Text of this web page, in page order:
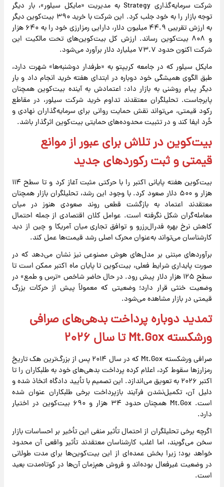
شرکت سرمایه‌گذاری Strategy به مدیریت «مایکل سیلور»، بار دیگر
توجه بازار را به خود جلب کرد. این شرکت با خرید ۳۹۰ بیت‌کوین دیگر
به ارزش تقریبی ۴۴.۹ میلیون دلار، دارایی رمزارزی خود را به ۶۴۰ هزار
و ۸۰۸ بیت‌کوین رساند. ارزش کل بیت‌کوین‌های تحت مالکیت این
شرکت اکنون حدود ۷۳.۷ میلیارد دلار برآورد می‌شود.
مایکل سیلور که در جامعه کریپتو به «طرفدار دوشنبه‌ها» شهرت دارد،
طبق الگوی همیشگی خود دوباره در ابتدای هفته خرید انجام داد و بار
دیگر پیام روشنی به بازار داد: اعتمادش به آینده بیت‌کوین همچنان
پابرجاست. تحلیلگران معتقدند تداوم خرید شرکت سیلور، در مقاطع
رکود قیمتی، می‌تواند نقش حمایت روانی برای سرمایه‌گذاران نهادی و
خُرد ایفا کند و در تثبیت محدوده‌های حمایتی بیت‌کوین اثرگذار باشد.
بیت‌کوین در تلاش برای عبور از موانع
قیمتی و ثبت رکوردهای جدید
بیت‌کوین هفته پایانی اکتبر را با حرکتی مثبت آغاز کرد و تا سطح ۱۱۴
هزار و ۵۰۰ دلار صعود کرد. با وجود این رشد، تحلیلگران بازار همچنان
معتقدند اعتماد به بازگشت قطعی روند صعودی هنوز در میان
معامله‌گران شکل نگرفته است. عوامل کلان اقتصادی از جمله احتمال
کاهش نرخ بهره فدرال‌رزرو و توافق تجاری میان آمریکا و چین از دید
کارشناسان می‌تواند به‌عنوان محرک اصلی رشد قیمت‌ها عمل کند.
برآوردهای مبتنی بر مدل‌های هوش مصنوعی نیز نشان می‌دهد که در
صورت پایداری شرایط فعلی، بیت‌کوین تا پایان ماه اکتبر ممکن است تا
سطح ۱۲۵ هزار دلار پیش رود. در حال حاضر شاخص «ترس و طمع» در
وضعیت خنثی قرار دارد؛ وضعیتی که معمولاً پیش از حرکات بزرگ
قیمتی در بازار مشاهده می‌شود.
تمدید دوباره پرداخت بدهی‌های صرافی
ورشکسته Mt.Gox تا سال ۲۰۲۶
صرافی ورشکسته Mt.Gox که در سال ۲۰۱۴ پس از بزرگ‌ترین هک تاریخ
رمزارزها سقوط کرد، اعلام کرده پرداخت بدهی‌های خود به طلبکاران را تا
اکتبر ۲۰۲۶ به تعویق می‌اندازد. این تصمیم با تأیید دادگاه اتخاذ شده و
دلیل آن، تکمیل‌نشدن فرآیند بازپرداخت برخی طلبکاران عنوان شده
است. Mt.Gox همچنان حدود ۳۴ هزار و ۶۹۰ بیت‌کوین در اختیار
دارد.
اگرچه برخی تحلیلگران از احتمال تأثیر منفی این تأخیر بر احساسات بازار
سخن می‌گویند، اما اغلب کارشناسان معتقدند تأثیر واقعی آن محدود
خواهد بود؛ زیرا بخش عمده‌ای از این بیت‌کوین‌ها برای مدت طولانی
در وضعیت غیرفعال بوده‌اند و فروش هم‌زمان آن‌ها در کوتاه‌مدت بعید
است.